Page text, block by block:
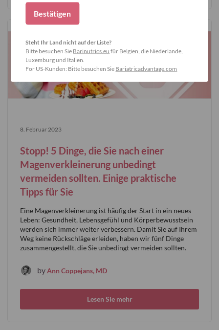
8. Februar 2023
Stopp! 5 Dinge, die Sie nach einer
Magenverkleinerung unbedingt
vermeiden sollten. Einige praktische
Tipps für Sie
Eine Magenverkleinerung ist häufig der Start in ein neues
Leben: Gesundheit, Lebensgefühl und Körperbewusstsein
werden sich immer weiter verbessern. Damit Sie auf Ihrem
Weg keine Rückschläge erleiden, haben wir fünf Dinge
zusammengestellt, die Sie unbedingt vermeiden sollten.
byAnn Coppejans, MD
Lesen Sie mehr
Bestätigen
Steht Ihr Land nicht auf der Liste?
Bitte besuchen Sie Barinutrics.eu für Belgien, die Niederlande,
Luxemburg und Italien.
For US-Kunden: Bitte besuchen Sie Bariatricadvantage.com